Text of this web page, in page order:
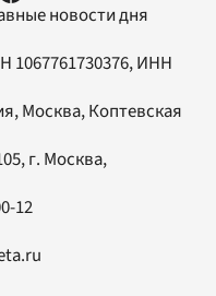
новости дня
1067761730376, ИНН
Москва, Коптевская
, г. Москва,
12